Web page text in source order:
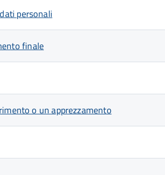
personali
finale
o un apprezzamento